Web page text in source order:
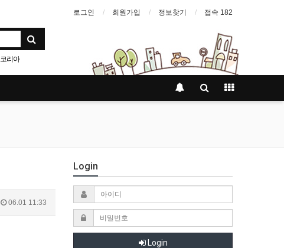
로그인 회원가입 정보찾기 접속 182
코리아
06.01 11:33
Login
Login